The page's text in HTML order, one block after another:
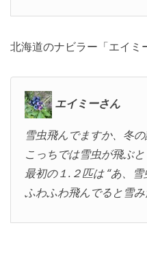
北海道のナビラー「エイミ
エイミーさん
雪虫飛んでますか、冬の
こっちでは雪虫が飛ぶ
最初の１.２匹は “あ、
ふわふわ飛んでると雪